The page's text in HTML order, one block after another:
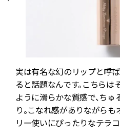
実は有名な幻のリップと呼
ると話題なんです。こちら
ように滑らかな質感で、ち
り。こなれ感がありながら
リー使いにぴったりなテラ